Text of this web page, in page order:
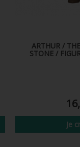
ARTHUR /
STONE /
Je